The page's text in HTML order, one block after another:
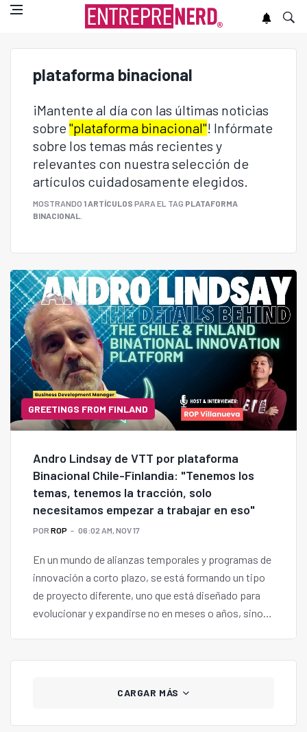
plataforma binacional
¡Mantente al día con las últimas noticias
sobre "plataforma binacional"! Infórmate
sobre los temas más recientes y
relevantes con nuestra selección de
artículos cuidadosamente elegidos.
MOSTRANDO 1 ARTÍCULOS PARA EL TAG PLATAFORMA
BINACIONAL
GREETINGS FROM FINLAND
Andro Lindsay de VTT por plataforma
Binacional Chile-Finlandia: "Tenemos los
temas, tenemos la tracción, solo
necesitamos empezar a trabajar en eso"
POR ROP 06:02 AM, NOV 17
En un mundo de alianzas temporales y programas de
innovación a corto plazo, se está formando un tipo
de proyecto diferente, uno que está diseñado para
evolucionar y expandirse no en meses o años, sino
CARGAR MÁS